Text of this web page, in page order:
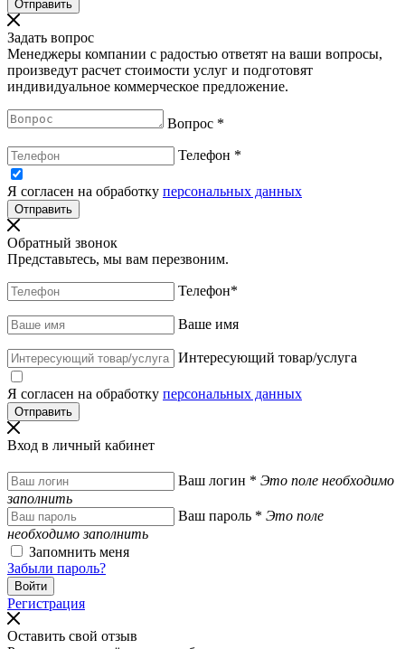
Задать вопрос
Менеджеры компании с радостью ответят на ваши вопросы,
произведут расчет стоимости услуг и подготовят
индивидуальное коммерческое предложение.
Вопрос *
Телефон *
Я согласен на обработку персональных данных
Обратный звонок
Представьтесь, мы вам перезвоним.
Телефон*
Ваше имя
Интересующий товар/услуга
Я согласен на обработку персональных данных
Вход в личный кабинет
Ваш логин * Это поле необходимо
заполнить
Ваш пароль * Это поле
необходимо заполнить
Запомнить меня
Забыли пароль?
Регистрация
Оставить свой отзыв